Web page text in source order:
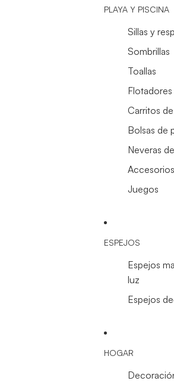
PLAYA Y PISCINA
Sillas y
Sombrillas
Toallas
Flotadores
Carritos
Bolsas de
Neveras
Juegos
ESPEJOS
Espejos
luz
Espejos
HOGAR